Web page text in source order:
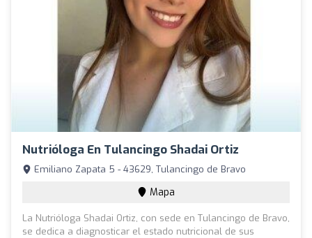
Nutrióloga En Tulancingo Shadai Ortiz
Emiliano Zapata 5 - 43629, Tulancingo de Bravo
Mapa
La Nutrióloga Shadai Ortiz, con sede en Tulancingo de Bravo,
se dedica a diagnosticar el estado nutricional de sus